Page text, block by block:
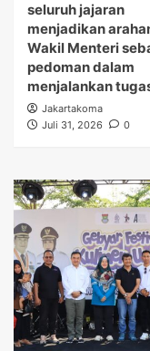
seluruh jajaran
menjadikan
Wakil Menteri
pedoman dalam
menjalankan
Jakartakoma
Juli 31, 2026
0